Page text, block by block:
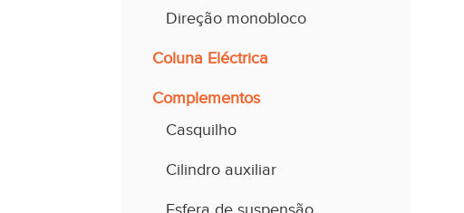
Direção monobloco
Coluna Eléctrica
Complementos
Casquilho
Cilindro auxiliar
Esfera de suspensão